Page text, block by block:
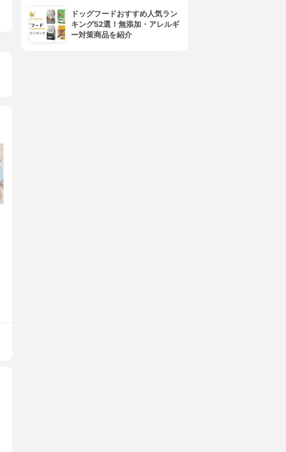
ドッグフードおすすめ人気ラン
キング52選！無添加・アレルギ
ー対策商品を紹介